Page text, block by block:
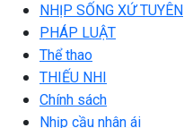
NHỊP SỐNG XỨ TUYÊN
PHÁP LUẬT
Thể thao
THIẾU NHI
Chính sách
Nhịp cầu nhân ái